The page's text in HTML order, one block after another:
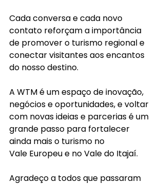
Cada conversa e cada novo
contato reforçam a importância
de promover o turismo regional e
conectar visitantes aos encantos
do nosso destino.
A WTM é um espaço de inovação,
negócios e oportunidades, e voltar
com novas ideias e parcerias é um
grande passo para fortalecer
ainda mais o turismo no
Vale Europeu e no Vale do Itajaí.
Agradeço a todos que passaram